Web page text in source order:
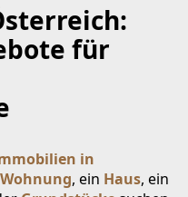
für
in
Wohnung, ein Haus, ein